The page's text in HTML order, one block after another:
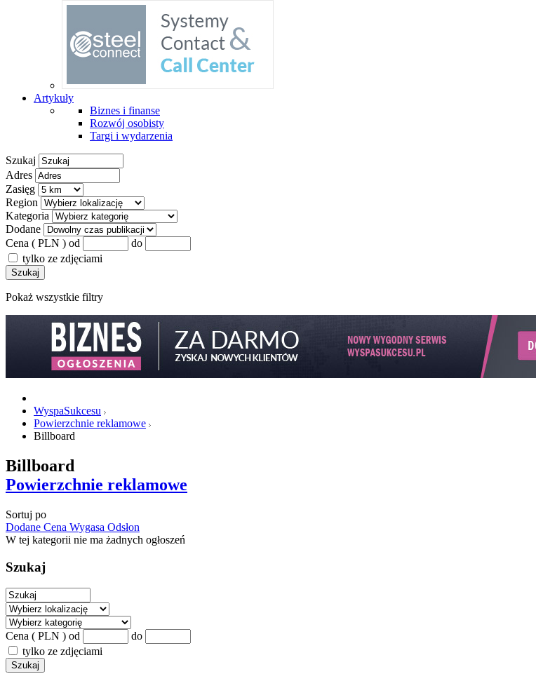
Artykuły
Biznes i finanse
Rozwój osobisty
Targi i wydarzenia
Szukaj
Adres
Zasięg
Region
Kategoria
Dodane
Cena ( PLN ) od
do
tylko ze zdjęciami
Szukaj
Pokaż wszystkie filtry
WyspaSukcesu
Powierzchnie reklamowe
Billboard
Billboard
Powierzchnie reklamowe
Sortuj po
Dodane Cena Wygasa Odsłon
W tej kategorii nie ma żadnych ogłoszeń
Szukaj
Cena ( PLN ) od
do
tylko ze zdjęciami
Szukaj